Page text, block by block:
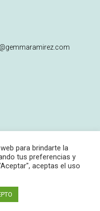
para brindarte la
tus preferencias y
aceptas el uso